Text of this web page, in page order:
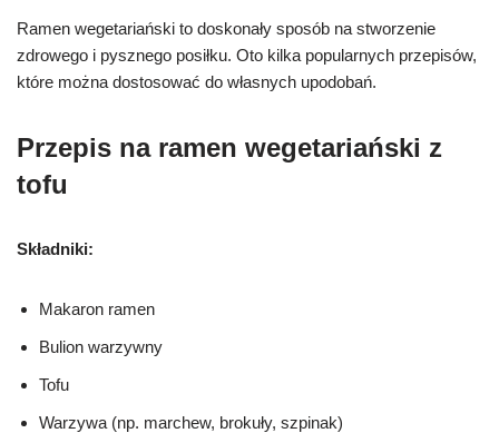
Ramen wegetariański to doskonały sposób na stworzenie
zdrowego i pysznego posiłku. Oto kilka popularnych przepisów,
które można dostosować do własnych upodobań.
Przepis na ramen wegetariański z
tofu
Składniki:
Makaron ramen
Bulion warzywny
Tofu
Warzywa (np. marchew, brokuły, szpinak)